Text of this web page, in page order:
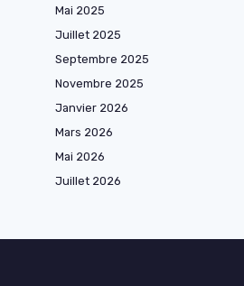
Mai 2025
Juillet 2025
Septembre 2025
Novembre 2025
Janvier 2026
Mars 2026
Mai 2026
Juillet 2026